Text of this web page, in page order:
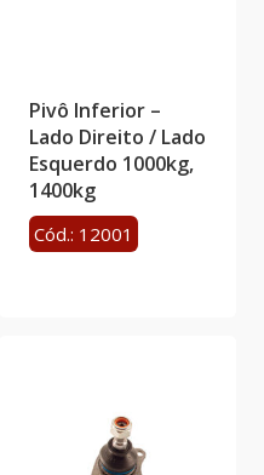
Pivô Inferior –
Lado Direito / Lado
Esquerdo 1000kg,
1400kg
Cód.: 12001